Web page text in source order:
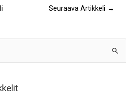
Seuraava Artikkeli →